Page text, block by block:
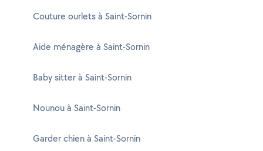
Couture ourlets à Saint-Sornin
Aide ménagère à Saint-Sornin
Baby sitter à Saint-Sornin
Nounou à Saint-Sornin
Garder chien à Saint-Sornin